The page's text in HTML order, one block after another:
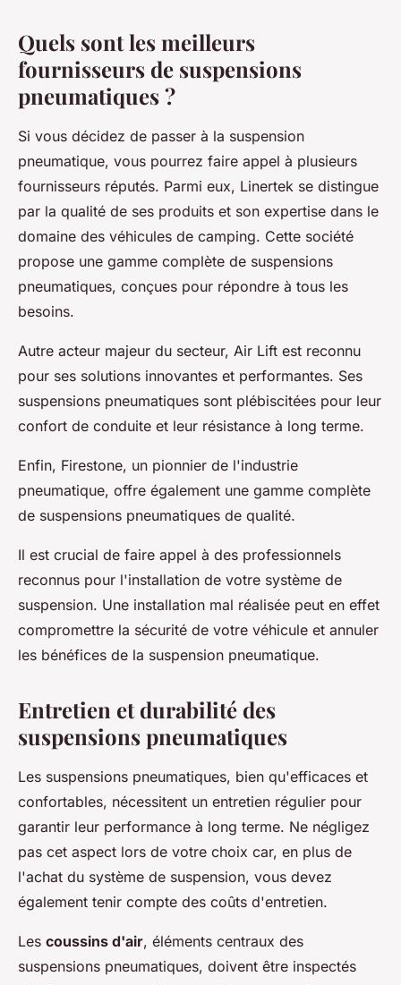
Quels sont les meilleurs
fournisseurs de suspensions
pneumatiques ?
Si vous décidez de passer à la suspension
pneumatique, vous pourrez faire appel à plusieurs
fournisseurs réputés. Parmi eux, Linertek se distingue
par la qualité de ses produits et son expertise dans le
domaine des véhicules de camping. Cette société
propose une gamme complète de suspensions
pneumatiques, conçues pour répondre à tous les
besoins.
Autre acteur majeur du secteur, Air Lift est reconnu
pour ses solutions innovantes et performantes. Ses
suspensions pneumatiques sont plébiscitées pour leur
confort de conduite et leur résistance à long terme.
Enfin, Firestone, un pionnier de l'industrie
pneumatique, offre également une gamme complète
de suspensions pneumatiques de qualité.
Il est crucial de faire appel à des professionnels
reconnus pour l'installation de votre système de
suspension. Une installation mal réalisée peut en effet
compromettre la sécurité de votre véhicule et annuler
les bénéfices de la suspension pneumatique.
Entretien et durabilité des
suspensions pneumatiques
Les suspensions pneumatiques, bien qu'efficaces et
confortables, nécessitent un entretien régulier pour
garantir leur performance à long terme. Ne négligez
pas cet aspect lors de votre choix car, en plus de
l'achat du système de suspension, vous devez
également tenir compte des coûts d'entretien.
Les coussins d'air, éléments centraux des
suspensions pneumatiques, doivent être inspectés